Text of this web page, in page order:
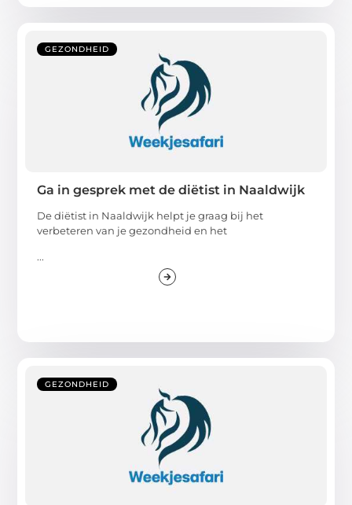
GEZONDHEID
Ga in gesprek met de diëtist in Naaldwijk
De diëtist in Naaldwijk helpt je graag bij het
verbeteren van je gezondheid en het
...
GEZONDHEID